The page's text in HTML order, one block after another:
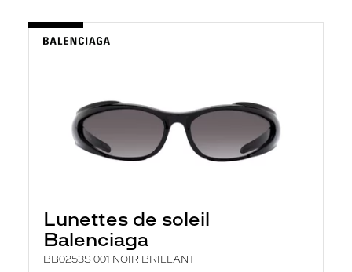
Lunettes de soleil
Balenciaga
BB0253S 001 NOIR BRILLANT